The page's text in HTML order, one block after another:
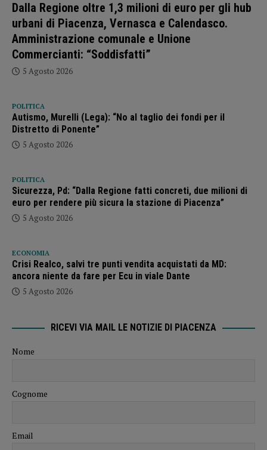
Dalla Regione oltre 1,3 milioni di euro per gli hub
urbani di Piacenza, Vernasca e Calendasco.
Amministrazione comunale e Unione
Commercianti: “Soddisfatti”
5 Agosto 2026
POLITICA
Autismo, Murelli (Lega): “No al taglio dei fondi per il
Distretto di Ponente”
5 Agosto 2026
POLITICA
Sicurezza, Pd: “Dalla Regione fatti concreti, due milioni di
euro per rendere più sicura la stazione di Piacenza”
5 Agosto 2026
ECONOMIA
Crisi Realco, salvi tre punti vendita acquistati da MD:
ancora niente da fare per Ecu in viale Dante
5 Agosto 2026
RICEVI VIA MAIL LE NOTIZIE DI PIACENZA
Nome
Cognome
Email